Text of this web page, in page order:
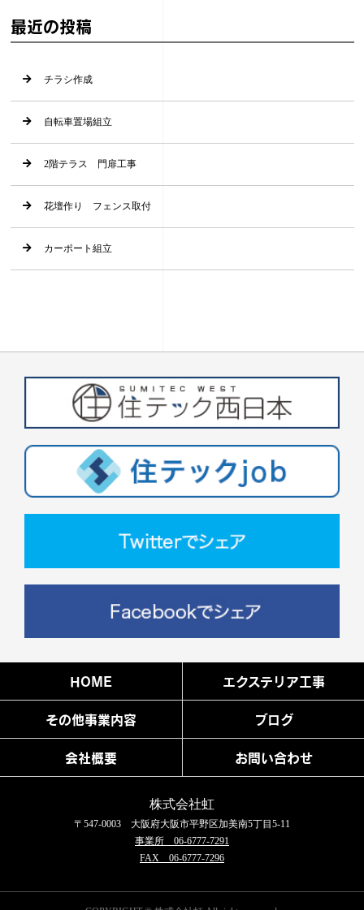
最近の投稿
チラシ作成
自転車置場組立
2階テラス 門扉工事
花壇作り フェンス取付
カーポート組立
HOME エクステリア工事
その他事業内容 ブログ
会社概要 お問い合わせ
株式会社虹
〒547-0003 大阪府大阪市平野区加美南5丁目5-11
事業所 06-6777-7291
FAX 06-6777-7296